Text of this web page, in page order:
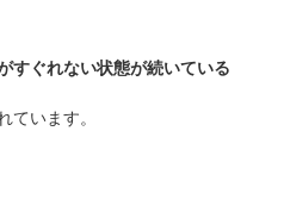
すぐれない状態が続いている
ています。